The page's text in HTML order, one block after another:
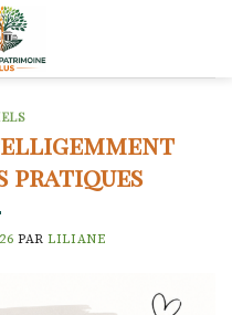
pratiques
PARLILIANE